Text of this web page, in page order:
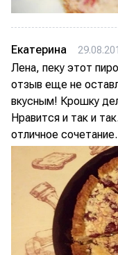
Екатерина
Лена, пеку этот
отзыв еще не
вкусным! Крошку
Нравится и так и
отличное